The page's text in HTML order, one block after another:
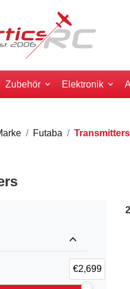
Zubehör Elektronik
Futaba Transmitters
expand_less
€2,699